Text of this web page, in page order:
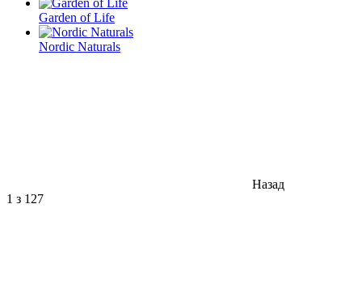
Garden of Life
Nordic Naturals
Назад
1 з 127